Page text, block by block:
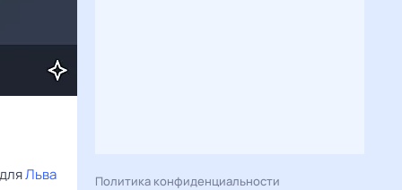
Льва
Политика конфиденциальности